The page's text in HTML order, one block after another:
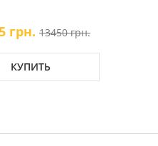
грн. 13450 грн.
КУПИТЬ